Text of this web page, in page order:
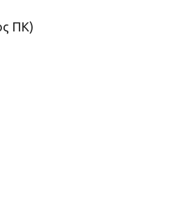
ΠΚ)